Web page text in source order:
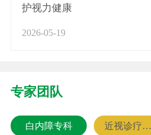
护视力健康
2026-05-19
专家团队
白内障专科 近视诊疗专科